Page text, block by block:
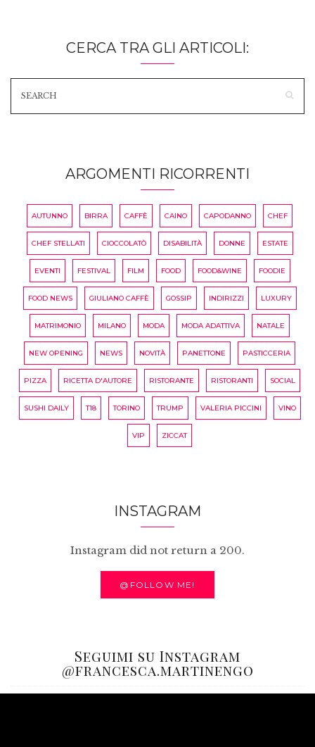
CERCA TRA GLI ARTICOLI:
ARGOMENTI RICORRENTI
AUTUNNO BIRRA CAFFÈ CAINO CAPODANNO CHEF
CHEF STELLATI CIOCCOLATÒ DISABILITÀ DONNE ESTATE
EVENTI FESTIVAL FILM FOOD FOOD&WINE FOODIE
FOOD NEWS GIULIANO CAFFÈ GOSSIP INDIRIZZI LUXURY
MATRIMONIO MILANO MODA MODA ADATTIVA NATALE
NEW OPENING NEWS NOVITÀ PANETTONE PASTICCERIA
PIZZA RICETTA D'AUTORE RISTORANTE RISTORANTI SOCIAL
SUSHI DAILY T18 TORINO TRUMP VALERIA PICCINI VINO
VIP ZICCAT
INSTAGRAM
Instagram did not return a 200.
@FOLLOW ME!
Seguimi su Instagram
@francesca.martinengo